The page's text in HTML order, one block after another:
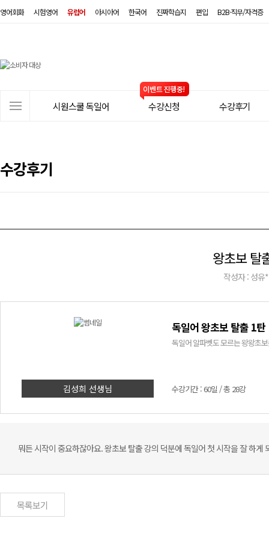
영어회화 시험영어 유럽어 아시아어 한국어 진짜학습지 편입 B2B·직무/자격증
뉴
시원스쿨 독일어 수강신청 수강후기
수강후기
왕초보 탈
작성자 : 성유*
김성희 선생님
독일어 왕초보 탈출 1탄
독일어 알파벳도 모르는 왕왕초
수강기간 : 60일 / 총 28강
뭐든 시작이 중요하잖아요. 왕초보 탈출 강의 덕분에 독일어 첫 시작을 잘 하
목록보기